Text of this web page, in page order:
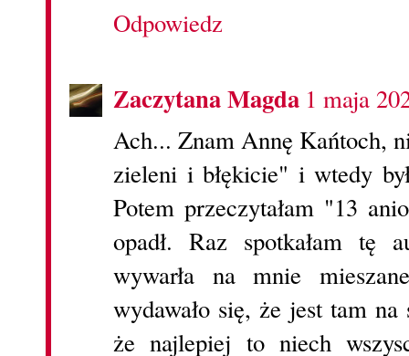
Odpowiedz
Zaczytana Magda 1 maja
Ach... Znam Annę Kańtoch,
zieleni i błękicie" i wtedy
Potem przeczytałam "13
opadł. Raz spotkałam tę
wywarła na mnie
wydawało się, że jest tam
że najlepiej to niech